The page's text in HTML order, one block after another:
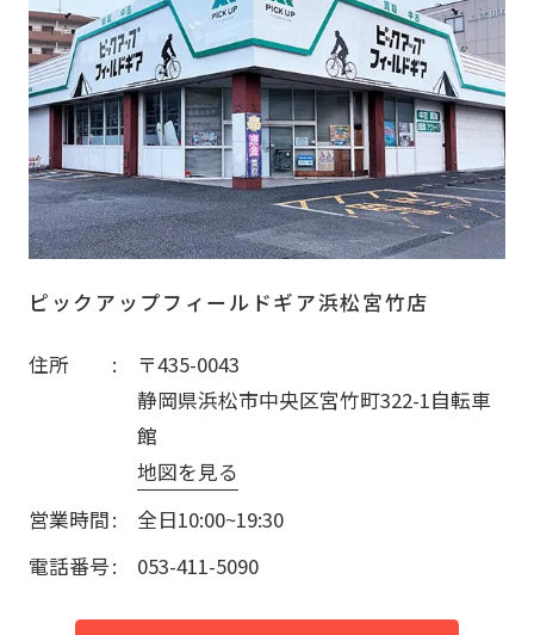
ピックアップフィールドギア浜松宮竹店
住所
〒435-0043
静岡県浜松市中央区宮竹町322-1自転車
館
地図を見る
営業時間
全日10:00~19:30
電話番号
053-411-5090